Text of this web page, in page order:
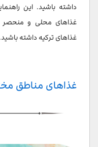
داشته باشید. این
غذاهای محلی و
غذاهای ترکیه داشته باشید.
غذاهای مناطق